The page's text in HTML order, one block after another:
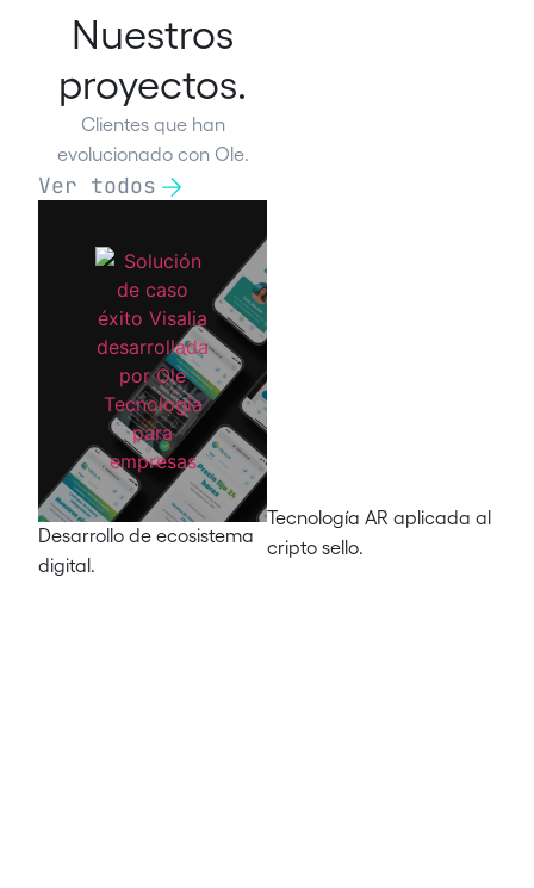
Nuestros
proyectos.
Clientes que han
evolucionado con Ole.
Ver todos
Desarrollo de ecosistema
digital.
Tecnología AR aplicada al
cripto sello.